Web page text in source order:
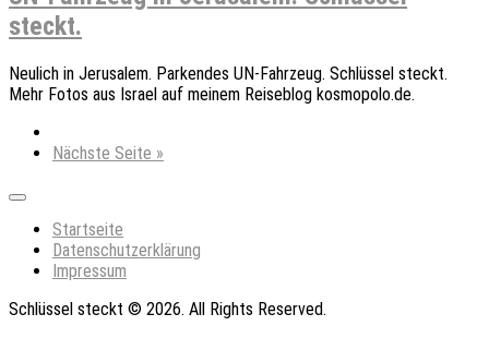
steckt.
Neulich in Jerusalem. Parkendes UN-Fahrzeug. Schlüssel steckt.
Mehr Fotos aus Israel auf meinem Reiseblog kosmopolo.de.
Nächste Seite »
Expand
Current
Page:
Startseite
Datenschutzerklärung
Impressum
Schlüssel steckt © 2026. All Rights Reserved.